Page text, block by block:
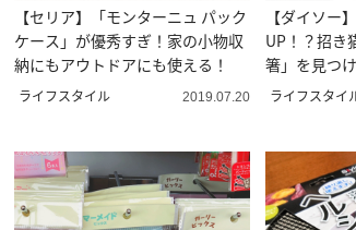
【セリア】「モンターニュ パック
ケース」が優秀すぎ！家の小物収
納にもアウトドアにも使える！
ライフスタイル 2019.07.20
【ダイソー
UP！？招き
箸」を見つ
ライフスタイ